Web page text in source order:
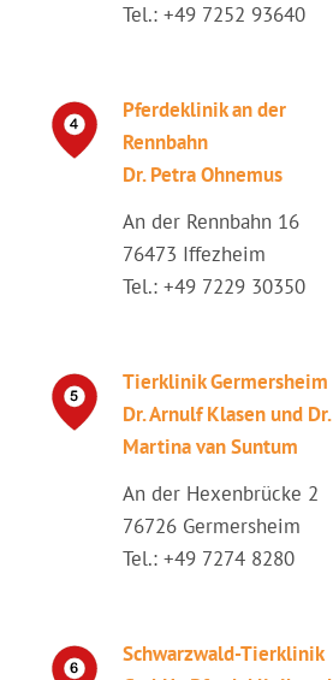
Tel.: +49 7252 93640
Pferdeklinik an der
Rennbahn
Dr. Petra Ohnemus
An der Rennbahn 16
76473 Iffezheim
Tel.: +49 7229 30350
Tierklinik Germersheim
Dr. Arnulf Klasen und Dr.
Martina van Suntum
An der Hexenbrücke 2
76726 Germersheim
Tel.: +49 7274 8280
Schwarzwald-Tierklinik